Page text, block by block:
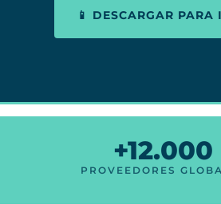
📱 DESCARGAR PARA
+12.000
PROVEEDORES